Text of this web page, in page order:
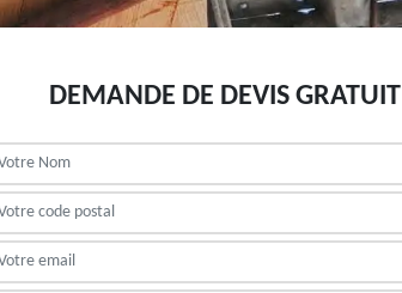
DEMANDE DE DEVIS GRATUIT